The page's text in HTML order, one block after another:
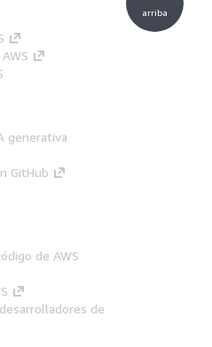
generativa
GitHub
de AWS
de
arriba